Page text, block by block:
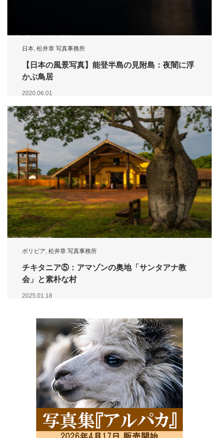
日本 松井章 写真事務所
【日本の風景写真】能登半島の見附島：夜闇に浮
かぶ鳥居
2020.06.01
ボリビア, 松井章 写真事務所
チキタニア⑤：アマゾンの奥地「サンタアナ教
会」と素朴な村
2025.01.18